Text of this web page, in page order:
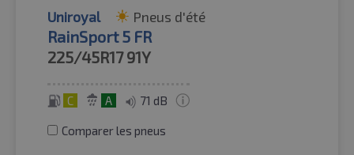
Uniroyal Pneus d'été
RainSport 5 FR
225/45R17 91Y
C A 71 dB
Comparer les pneus